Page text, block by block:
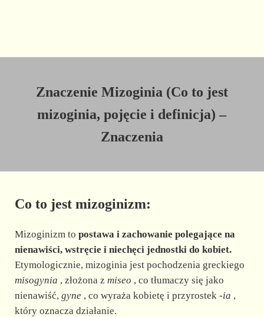
Znaczenie Mizoginia (Co to jest
mizoginia, pojęcie i definicja) –
Znaczenia
Co to jest mizoginizm:
Mizoginizm to postawa i zachowanie polegające na
nienawiści, wstręcie i niechęci jednostki do kobiet.
Etymologicznie, mizoginia jest pochodzenia greckiego
misogynia , złożona z miseo , co tłumaczy się jako
nienawiść, gyne , co wyraża kobietę i przyrostek -ia ,
który oznacza działanie.